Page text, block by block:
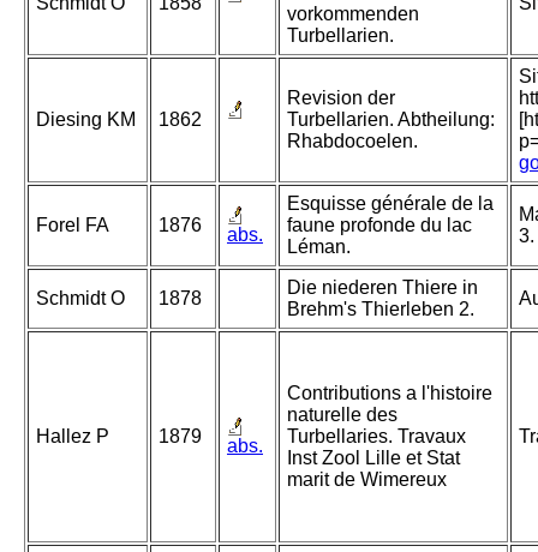
vorkommenden
Turbellarien.
Diesing KM 1862
Revision der
Turbellarien. Abtheilung:
Rhabdocoelen.
Forel FA 1876 abs.
Esquisse générale de la
faune profonde du lac
Léman.
3.
Schmidt O 1878
Die niederen Thiere in
Brehm's Thierleben 2.
Hallez P 1879 abs.
Contributions a l'histoire
naturelle des
Turbellaries. Travaux
Inst Zool Lille et Stat
marit de Wimereux